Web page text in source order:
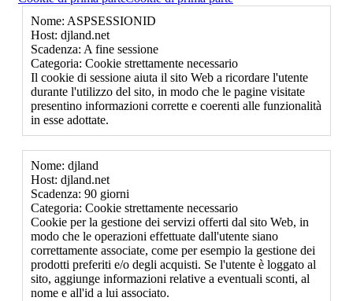
Nome: ASPSESSIONID
Host: djland.net
Scadenza: A fine sessione
Categoria: Cookie strettamente necessario
Il cookie di sessione aiuta il sito Web a ricordare l'utente
durante l'utilizzo del sito, in modo che le pagine visitate
presentino informazioni corrette e coerenti alle funzionalità
in esse adottate.
Nome: djland
Host: djland.net
Scadenza: 90 giorni
Categoria: Cookie strettamente necessario
Cookie per la gestione dei servizi offerti dal sito Web, in
modo che le operazioni effettuate dall'utente siano
correttamente associate, come per esempio la gestione dei
prodotti preferiti e/o degli acquisti. Se l'utente è loggato al
sito, aggiunge informazioni relative a eventuali sconti, al
nome e all'id a lui associato.